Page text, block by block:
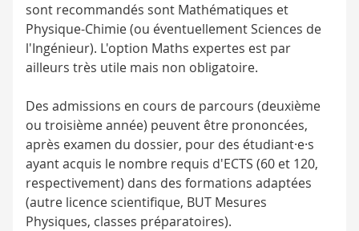
sont recommandés sont Mathématiques et
Physique-Chimie (ou éventuellement Sciences de
l'Ingénieur). L'option Maths expertes est par
ailleurs très utile mais non obligatoire.
Des admissions en cours de parcours (deuxième
ou troisième année) peuvent être prononcées,
après examen du dossier, pour des étudiant·e·s
ayant acquis le nombre requis d'ECTS (60 et 120,
respectivement) dans des formations adaptées
(autre licence scientifique, BUT Mesures
Physiques, classes préparatoires).